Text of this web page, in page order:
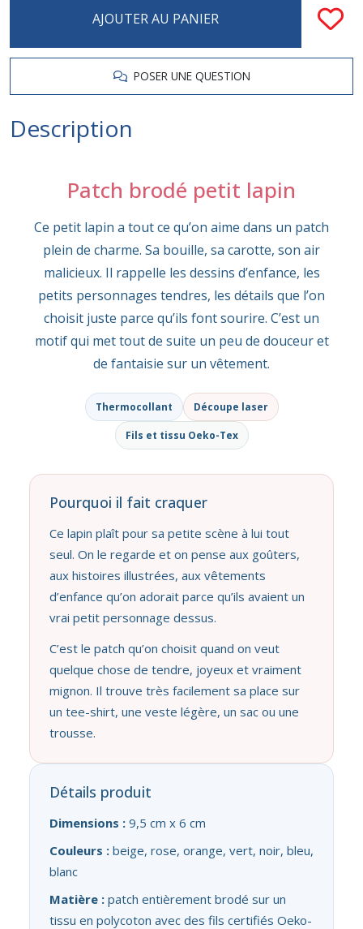
AJOUTER AU PANIER
POSER UNE QUESTION
Description
Patch brodé petit lapin
Ce petit lapin a tout ce qu’on aime dans un patch
plein de charme. Sa bouille, sa carotte, son air
malicieux. Il rappelle les dessins d’enfance, les
petits personnages tendres, les détails que l’on
choisit juste parce qu’ils font sourire. C’est un
motif qui met tout de suite un peu de douceur et
de fantaisie sur un vêtement.
Thermocollant Découpe laser
Fils et tissu Oeko-Tex
Pourquoi il fait craquer
Ce lapin plaît pour sa petite scène à lui tout
seul. On le regarde et on pense aux goûters,
aux histoires illustrées, aux vêtements
d’enfance qu’on adorait parce qu’ils avaient un
vrai petit personnage dessus.
C’est le patch qu’on choisit quand on veut
quelque chose de tendre, joyeux et vraiment
mignon. Il trouve très facilement sa place sur
un tee-shirt, une veste légère, un sac ou une
trousse.
Détails produit
Dimensions : 9,5 cm x 6 cm
Couleurs : beige, rose, orange, vert, noir, bleu,
blanc
Matière : patch entièrement brodé sur un
tissu en polycoton avec des fils certifiés Oeko-